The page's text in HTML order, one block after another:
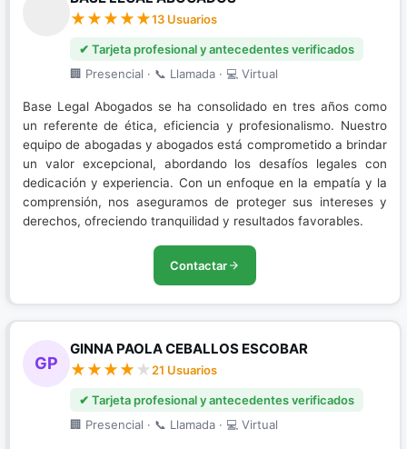
13 Usuarios
✔ Tarjeta profesional y antecedentes verificados
🏢 Presencial · 📞 Llamada · 💻 Virtual
Base Legal Abogados se ha consolidado en tres años como
un referente de ética, eficiencia y profesionalismo. Nuestro
equipo de abogadas y abogados está comprometido a brindar
un valor excepcional, abordando los desafíos legales con
dedicación y experiencia. Con un enfoque en la empatía y la
comprensión, nos aseguramos de proteger sus intereses y
derechos, ofreciendo tranquilidad y resultados favorables.
Contactar
GP
GINNA PAOLA CEBALLOS ESCOBAR
21 Usuarios
✔ Tarjeta profesional y antecedentes verificados
🏢 Presencial · 📞 Llamada · 💻 Virtual